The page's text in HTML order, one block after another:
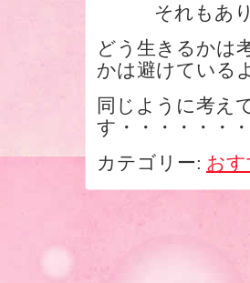
それもあり
どう生きるかは
かは避けている
同じように考え
す・・・・・・・
カテゴリー: お